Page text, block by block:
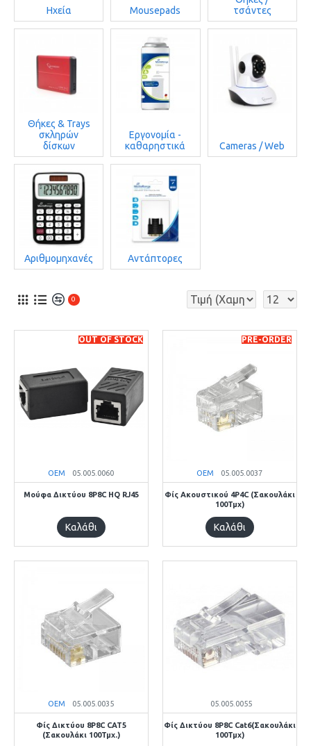
Ηχεία Mousepads
τσάντες
Θήκες & Trays
σκληρών
δίσκων
Εργονομία -
καθαρηστικά
Cameras / Web
Αριθμομηχανές Αντάπτορες
0
OUT OF STOCK
OEM 05.005.0060
Μούφα Δικτύου 8P8C HQ RJ45
Καλάθι
PRE-ORDER
OEM 05.005.0037
Φίς Ακουστικού 4P4C (Σακουλάκι
100Τμχ)
Καλάθι
OEM 05.005.0035
Φίς Δικτύου 8P8C CAT5
(Σακουλάκι 100Τμχ.)
05.005.0055
Φίς Δικτύου 8P8C Cat6(Σακουλάκι
100Τμχ)